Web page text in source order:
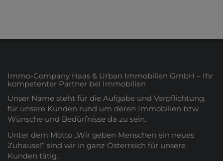
Immo-Company Haas & Urban Immobilien GmbH – Ihr
kompetenter Partner bei Immobilien
Unser Name steht für die Aufgabe und Verpflichtung,
für unsere Kunden rund um deren Immobilien bzw.
Wünsche und Bedürfnisse da zu sein.
Unter dem Motto „Wir geben Menschen ein neues
Zuhause!“ sind wir in ganz Österreich für unsere
Kunden tätig.